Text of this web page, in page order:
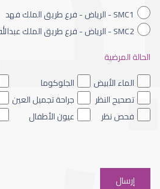
ضعف نظر العين اليسرى
SMC1 - الرياض - فرع طريق الملك فهد
SMC2 - الرياض - فرع طريق الملك عبدالله
الحالة المرضية
الماء الأبيض
الجلوكوما
تصحيح النظر
جراحة تجميل العين
فحص نظر
عيون الأطفال